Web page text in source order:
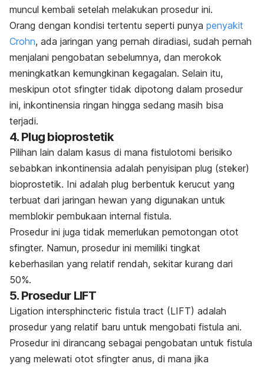
muncul kembali setelah melakukan prosedur ini.
Orang dengan kondisi tertentu seperti punya penyakit
Crohn, ada jaringan yang pernah diradiasi, sudah pernah
menjalani pengobatan sebelumnya, dan merokok
meningkatkan kemungkinan kegagalan. Selain itu,
meskipun otot sfingter tidak dipotong dalam prosedur
ini, inkontinensia ringan hingga sedang masih bisa
terjadi.
4. Plug bioprostetik
Pilihan lain dalam kasus di mana fistulotomi berisiko
sebabkan inkontinensia adalah penyisipan plug (steker)
bioprostetik. Ini adalah plug berbentuk kerucut yang
terbuat dari jaringan hewan yang digunakan untuk
memblokir pembukaan internal fistula.
Prosedur ini juga tidak memerlukan pemotongan otot
sfingter. Namun, prosedur ini memiliki tingkat
keberhasilan yang relatif rendah, sekitar kurang dari
50%.
5. Prosedur LIFT
Ligation intersphincteric fistula tract (LIFT) adalah
prosedur yang relatif baru untuk mengobati fistula ani.
Prosedur ini dirancang sebagai pengobatan untuk fistula
yang melewati otot sfingter anus, di mana jika